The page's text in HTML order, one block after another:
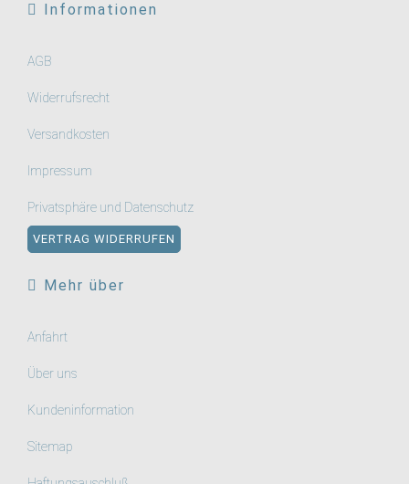
Informationen
AGB
Widerrufsrecht
Versandkosten
Impressum
Privatsphäre und Datenschutz
VERTRAG WIDERRUFEN
Mehr über
Anfahrt
Über uns
Kundeninformation
Sitemap